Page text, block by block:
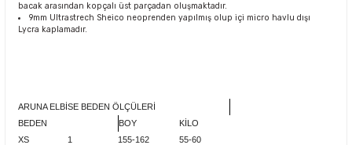
bacak arasından kopçalı üst parçadan oluşmaktadır.
9mm Ultrastrech Sheico neoprenden yapılmış olup içi micro havlu dışı
Lycra kaplamadır.
ARUNA ELBİSE BEDEN ÖLÇÜLERİ
BEDEN
BOY
KİLO
XS
1 155-162
55-60